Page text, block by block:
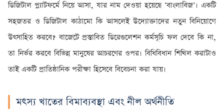
ডিজিটাল প্ল্যাটফর্মে নিয়ে আসা, যার নাম দেওয়া হয়েছে ‘বাংলাবিজ’। একটি
সহজতর ও ডিজিটাল কাঠামো কি আসলেই উদ্যোক্তাদের নতুন বিনিয়োগে
উৎসাহিত করবে? বাজেটে প্রস্তাবিত ডিরেগুলেশন কর্মসূচি ফল দেবে কি না,
তা নির্ভর করবে বিভিন্ন মানুষের আচরণের ওপর। বিধিবিধান শিথিল করাটাও
তাই একটি প্রাতিষ্ঠানিক পরীক্ষা হিসেবে বিবেচনা করা যায়।
মৎস্য খাতের বিমাব্যবস্থা এবং নীল অর্থনীতি